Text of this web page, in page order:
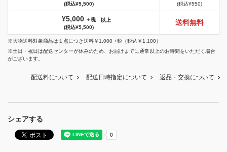
シェアする
(税込¥5,500)
(税込¥550)
¥5,000 ＋税
(税込¥5,500)
以上 送料無料
※大物送料対象商品は１点につき送料￥1,000 +税（税込￥1,100）
※土日・祝日は配送センターが休みのため、お届けまでに通常以上のお時間をいただく場合
がございます。
配送料について 配送日時指定について 返品・交換について